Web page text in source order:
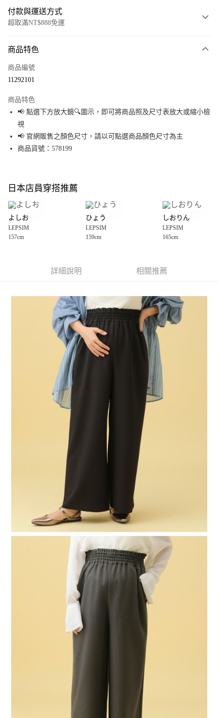
付款與運送方式
超取滿NT$888免運
信用卡一次付款
Apple Pay
街口支付
悠遊付
全盈+PAY
大哥付你分期
【大哥付你分期使用說明】
1.本服務由台灣大哥大提供，台灣大哥大用戶可立即使用無須另外申請。
2.付款方式選擇「大哥付你分期」，訂單成立後會自動跳轉到大哥付的交易
3.實際核准額度、可分期數及費用金額請依後續交易確認頁面所載為準。
4.訂單成立30分鐘內，如未前往確認交易或遇審核未通過，訂單將自動取
【繳款方式說明】
1.分期款項不併入電信帳單，「大哥付你分期」於每月結算日後寄送繳費提
2.透過簡訊連結打開帳單後，可選擇「超商條碼／台灣大直營門市／銀行轉
帳／街口支付／iPASS MONEY」等通路繳費。
1.本服務係由「台灣大哥大股份有限公司」（以下簡稱本公司）所提供，讓
用戶於交易時，得透過本服務購買商品或服務，並由商店將買賣／分期付款
買賣價金債權讓與本公司後，依約使用本公司帳單繳交帳款。
2.基於同意付款使用「大哥付你分期」之契約關係目的，商店將以您的個人
資料（包含姓名、電話或地址）提供予台灣大哥大進項蒐集、處理及利用，
由本公司與您本人進行分期帳單所需資料之確認、核對及更正。
3.完整用戶服務條款，請詳閱以下連結：
https://oppay.tw/userRule
AFTEE先享後付
３．安心：先確認商品／服務後，再付款。
【「AFTEE先享後付」結帳流程】
１．於結帳方式選擇「AFTEE先享後付」後，將跳轉至「AFTEE先享後付」
結帳頁面，進行簡訊認證並確認金額後，即可完成結帳。
２．訂單成立數日內，您將收到繳費通知簡訊。
３．收到繳費通知簡訊後14天內，點擊此簡訊中的連結，可透過四大超商／
ATM／網路銀行／等多元方式進行付款，方視為交易完成。
※ 請注意：結帳手續完成當下不需立刻繳費，但若您需要取消訂單，請聯絡
購買商品的店家。未經商家同意取消之訂單仍視為有效，需透過AFTEE先享
後付繳納相關費用。
※ 交易是否成功請以「AFTEE先享後付 」之結帳頁面顯示為準，若有關於
是否繳費成功／繳費後需取消欲退款等相關疑問，請聯繫「AFTEE先享後付
https://netprotections.freshdesk.com/support/home
１．透過由恩沛科技股份有限公司提供之「AFTEE先享後付」服務完成之交
易，需依本服務之必要範圍內提供個人資料，並將交易相關給付款項請求債
權轉讓予恩沛科技股份有限公司。
２．關於個人資料處理事宜，請瀏覽以下網址：
https://aftee.tw/terms/#terms3
３．未成年的使用者請事先徵得法定代理人或監護人之同意方可使用
「AFTEE先享後付」，若未經同意申辦者引起之損失，本公司不負相關責
４．使用「AFTEE先享後付」時，將依據個別帳號之用戶狀況，依本公司即
時審查核予不同之上限額度；若仍有額度不足之情形，本公司將視審查結果
請求用戶進行身份認證。
５．嚴禁一人註冊多個帳號或使用他人資訊註冊。若發現惡意使用之情形，
恩沛科技股份有限公司將有權停止該用戶之使用額度並採取法律行動。
每筆NT$80，滿NT$888(含以上)免運費
付款後 全家取貨
每筆NT$80，滿NT$888(含以上)免運費
每筆NT$80，滿NT$1,500(含以上)免運費
每筆NT$80，滿NT$1,500(含以上)免運費
每筆NT$80，滿NT$1,500(含以上)免運費
商品特色
商品編號
11292101
商品特色
📢 點選下方放大鏡🔍圖示，即可將商品照及尺寸表放大或縮小檢
視
📢 官網販售之顏色尺寸，請以可點選商品顏色尺寸為主
商品貨號：578199
日本店員穿搭推薦
よしお
LEPSIM
157cm
ひょう
LEPSIM
159cm
しおりん
LEPSIM
165cm
詳細說明 相關推薦